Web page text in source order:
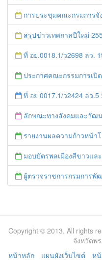
การประชุมคณะกรมการจังหวัด/หน.ส่วนราชกา
สรุปข่าวเทศกาลปีใหม่
ที่ อย.0018.1/ว2698 ลว. 19 มิ.ย.58 เรื่อง การ
ประกาศคณะกรรมการเปิ
ที่ อย 0017.1/ว2424 ลว.5 มิถุนายน 2558 เรื่อง แจ้งกำหนดตรวจประเมินและให้คะแนนหน่วยงานที่สมัครเข้าร่วมโครงการพัฒนาหน่วยงาน
ลักษณะทางสังคมและวัฒ
รายงานผลความก้าวหน้าโครงการจัดการแก้
มอบบัตรพลเมืองสีขาวและธงครัวเรือนสีขาวปล
ผู้ตรวจราชการกรมการพัฒนาชุมชน คัดเลือกข้าราชการและลูกจ้างดีเด่น และ
Copyright © 2013. All rights
จังหวัดพ
หน้าหลัก
แผนผังเว็บไซต์ หน้